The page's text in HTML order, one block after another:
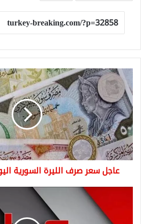
عاجل
سعر
صرف
الليرة
السورية
اليوم
الأربعاء
٤/١٢/٢٠١٩
عاجل سعر صرف الليرة السورية اليوم
عاجل